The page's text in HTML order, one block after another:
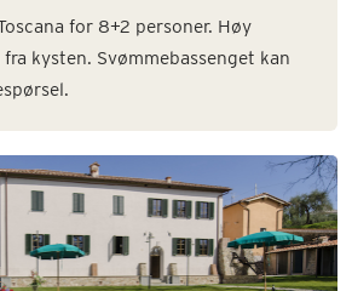
for 8+2 personer. Høy
kysten. Svømmebassenget kan